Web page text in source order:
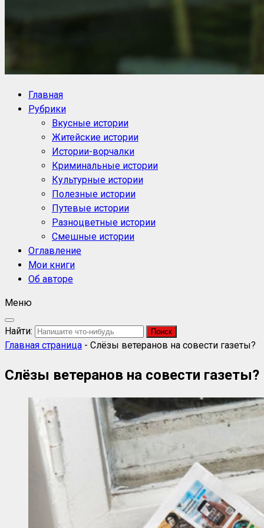
Блог историй NoorySan
Главная
Рубрики
Вкусные истории
Житейские истории
Истории-ворчалки
Криминальные истории
Культурные истории
Полезные истории
Путевые истории
Разноцветные истории
Смешные истории
Оглавление
Мои книги
Об авторе
Меню
Найти:
Главная страница - Слёзы ветеранов на совести газеты?
Слёзы ветеранов на совести газеты?